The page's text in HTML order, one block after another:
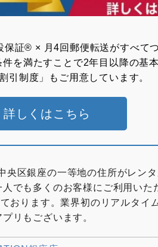
保証® × ⽉4回郵便転送がすべて
を満たすことで2年目以降の基
引制度」もご用意しています。
詳しくはこちら
央区銀座の一等地の住所がレン
でも多くのお客様にご利用いた
おります。業界初のリアルタイ
リもございます。